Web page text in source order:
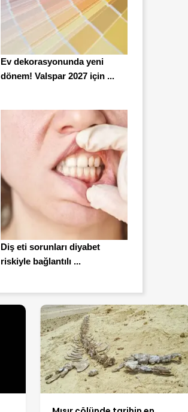
Ev dekorasyonunda yeni
dönem! Valspar 2027 için ...
Diş eti sorunları diyabet
riskiyle bağlantılı ...